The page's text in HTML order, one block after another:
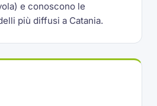
e conoscono le
più diffusi a Catania.